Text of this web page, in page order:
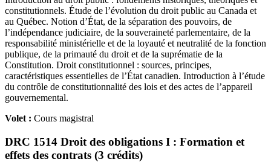
constitutionnels. Étude de l’évolution du droit public au Canada et
au Québec. Notion d’État, de la séparation des pouvoirs, de
l’indépendance judiciaire, de la souveraineté parlementaire, de la
responsabilité ministérielle et de la loyauté et neutralité de la fonction
publique, de la primauté du droit et de la suprématie de la
Constitution. Droit constitutionnel : sources, principes,
caractéristiques essentielles de l’État canadien. Introduction à l’étude
du contrôle de constitutionnalité des lois et des actes de l’appareil
gouvernemental.
Volet : Cours magistral
DRC 1514 Droit des obligations I : Formation et
effets des contrats (3 crédits)